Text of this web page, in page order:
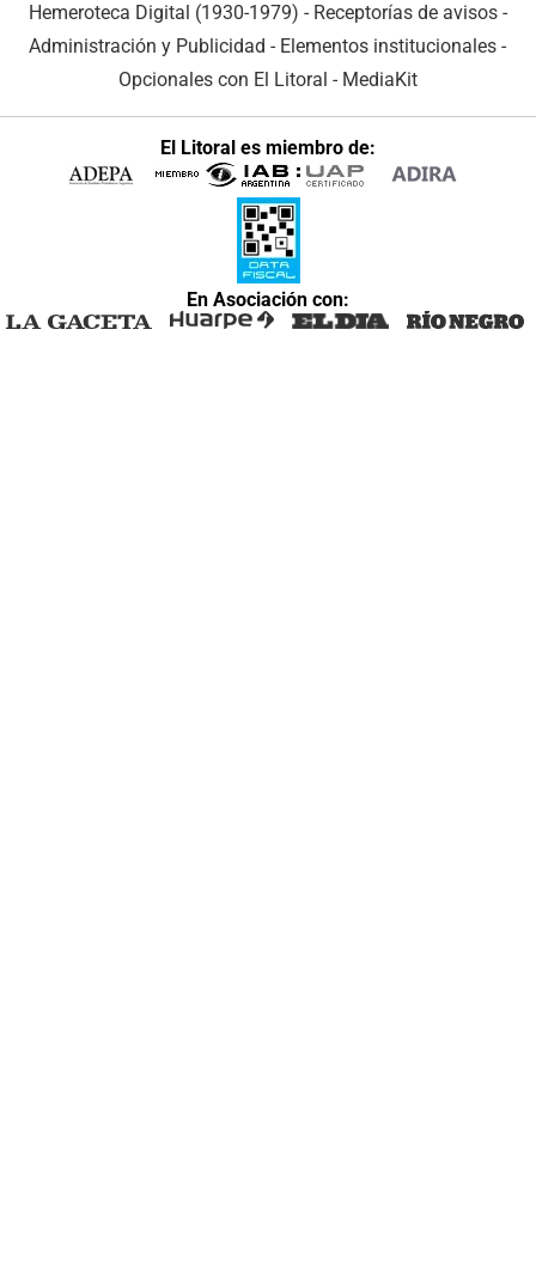
Hemeroteca Digital (1930-1979) - Receptorías de avisos -
Administración y Publicidad - Elementos institucionales -
Opcionales con El Litoral - MediaKit
El Litoral es miembro de:
En Asociación con: